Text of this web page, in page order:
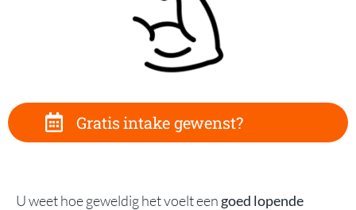
Gratis intake gewenst?
U weet hoe geweldig het voelt een goed lopende